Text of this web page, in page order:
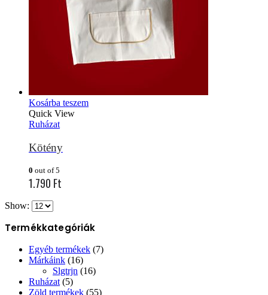
Kosárba teszem
Quick View
Ruházat
Kötény
0 out of 5
1.790 Ft
Show:
Termékkategóriák
Egyéb termékek (7)
Márkáink (16)
Slgtrjn (16)
Ruházat (5)
Zöld termékek (55)